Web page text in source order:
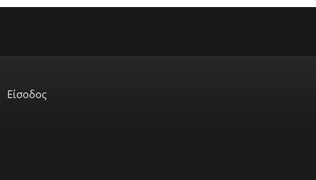
Είσοδος